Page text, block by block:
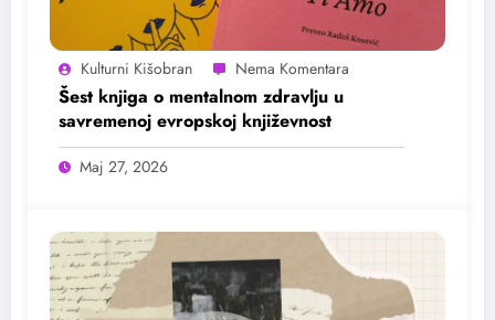
Kulturni Kišobran
Šest knjiga o mentalnom zdravlju u
savremenoj evropskoj književnost
Maj 27, 2026